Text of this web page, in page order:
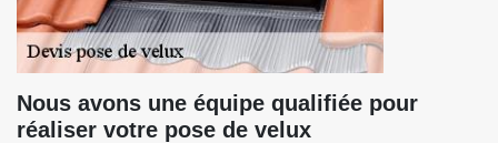
Nous avons une équipe qualifiée pour
réaliser votre pose de velux